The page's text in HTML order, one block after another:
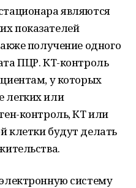
являются
показателей
получение одного
ПЦР. КТ-контроль
у которых
легких или
контроль, КТ или
клетки будут делать
систему